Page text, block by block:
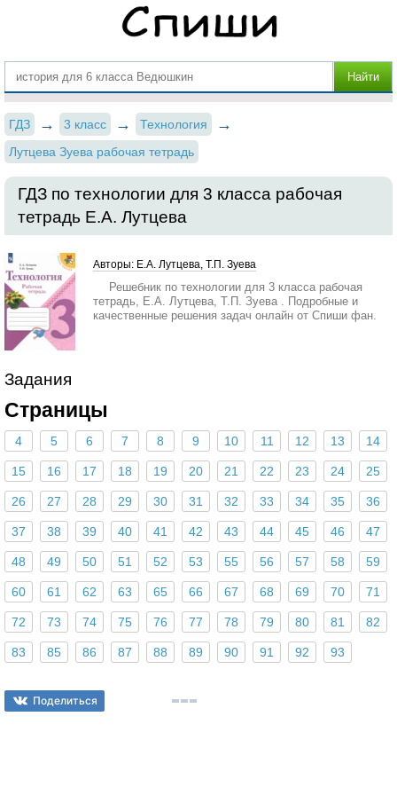
ГДЗ 3 класс
Технология
Лутцева Зуева рабочая тетрадь
ГДЗ по технологии для 3 класса рабочая
тетрадь Е.А. Лутцева
Авторы: Е.А. Лутцева, Т.П. Зуева
Решебник по технологии для 3 класса рабочая
тетрадь, Е.А. Лутцева, Т.П. Зуева . Подробные и
качественные решения задач онлайн от Спиши фан.
Задания
Страницы
4 5 6 7 8 9 10 11 12 13 14
15 16 17 18 19 20 21 22 23 24 25
26 27 28 29 30 31 32 33 34 35 36
37 38 39 40 41 42 43 44 45 46 47
48 49 50 51 52 53 55 56 57 58 59
60 61 62 63 65 66 67 68 69 70 71
72 73 74 75 76 77 78 79 80 81 82
83 85 86 87 88 89 90 91 92 93
Поделиться